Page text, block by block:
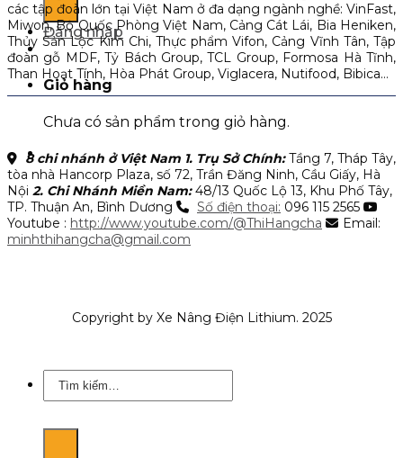
Đăng nhập
Giỏ hàng
Chưa có sản phẩm trong giỏ hàng.
các tập đoàn lớn tại Việt Nam ở đa dạng ngành nghề: VinFast,
Miwon, Bộ Quốc Phòng Việt Nam, Cảng Cát Lái, Bia Heniken,
Thủy Sản Lộc Kim Chi, Thực phẩm Vifon, Cảng Vĩnh Tân, Tập
đoàn gỗ MDF, Tỷ Bách Group, TCL Group, Formosa Hà Tĩnh,
Than Hoạt Tính, Hòa Phát Group, Viglacera, Nutifood, Bibica…
8 chi nhánh ở Việt Nam 1. Trụ Sở Chính:Tầng 7, Tháp Tây,
tòa nhà Hancorp Plaza, số 72, Trần Đăng Ninh, Cầu Giấy, Hà
Nội 2. Chi Nhánh Miền Nam:48/13 Quốc Lộ 13, Khu Phố Tây,
TP. Thuận An, Bình Dương
Số điện thoại: 096 115 2565
Youtube : http://www.youtube.com/@ThiHangcha
Email:
minhthihangcha@gmail.com
Copyright by Xe Nâng Điện Lithium. 2025
Tìm
kiếm: